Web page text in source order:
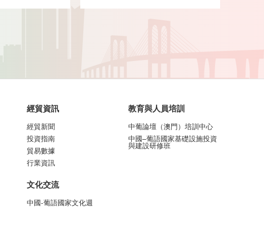
經貿資訊
經貿新聞
投資指南
貿易數據
行業資訊
文化交流
中國-葡語國家文化週
教育與人員培訓
中葡論壇（澳門）培訓中心
中國–葡語國家基礎設施投資
與建設研修班